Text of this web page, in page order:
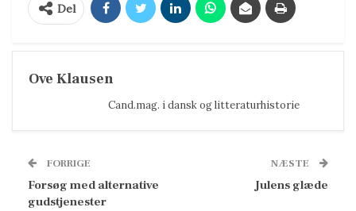
Del
Ove Klausen
Cand.mag. i dansk og litteraturhistorie
FORRIGE
Forsøg med alternative
gudstjenester
NÆSTE
Julens glæde